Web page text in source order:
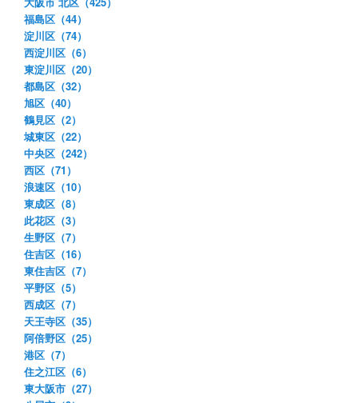
福島区（44）
淀川区（74）
西淀川区（6）
東淀川区（20）
都島区（32）
旭区（40）
鶴見区（2）
城東区（22）
中央区（242）
西区（71）
浪速区（10）
東成区（8）
此花区（3）
生野区（7）
住吉区（16）
東住吉区（7）
平野区（5）
西成区（7）
天王寺区（35）
阿倍野区（25）
港区（7）
住之江区（6）
東大阪市（27）